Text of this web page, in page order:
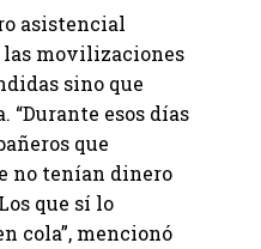
asistencial
las movilizaciones
sino que
esos días
que
no tenían dinero
que sí lo
cola”, mencionó